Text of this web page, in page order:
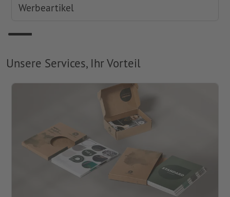
Werbeartikel
Unsere Services, Ihr Vorteil